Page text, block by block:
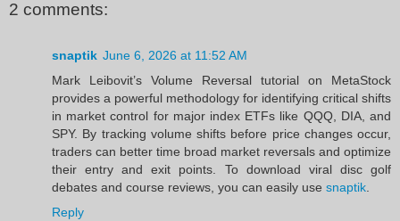
2 comments:
snaptik June 6, 2026 at 11:52 AM
Mark Leibovit’s Volume Reversal tutorial on MetaStock
provides a powerful methodology for identifying critical shifts
in market control for major index ETFs like QQQ, DIA, and
SPY. By tracking volume shifts before price changes occur,
traders can better time broad market reversals and optimize
their entry and exit points. To download viral disc golf
debates and course reviews, you can easily use snaptik
Reply